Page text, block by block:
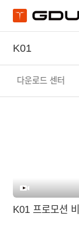
K01
다운로드 센터
K01 프로모션